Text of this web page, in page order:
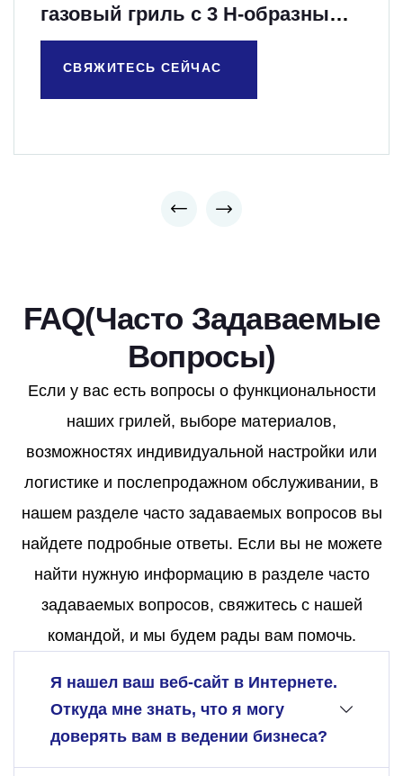
газовый гриль с 3 H-образными
литыми горелками
СВЯЖИТЕСЬ СЕЙЧАС
FAQ(Часто Задаваемые
Вопросы)
Если у вас есть вопросы о функциональности
наших грилей, выборе материалов,
возможностях индивидуальной настройки или
логистике и послепродажном обслуживании, в
нашем разделе часто задаваемых вопросов вы
найдете подробные ответы. Если вы не можете
найти нужную информацию в разделе часто
задаваемых вопросов, свяжитесь с нашей
командой, и мы будем рады вам помочь.
Я нашел ваш веб-сайт в Интернете.
Откуда мне знать, что я могу
доверять вам в ведении бизнеса?